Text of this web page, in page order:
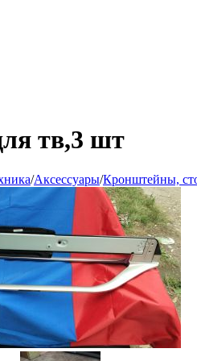
тв,3 шт
/Аксессуары/Кронштейны,